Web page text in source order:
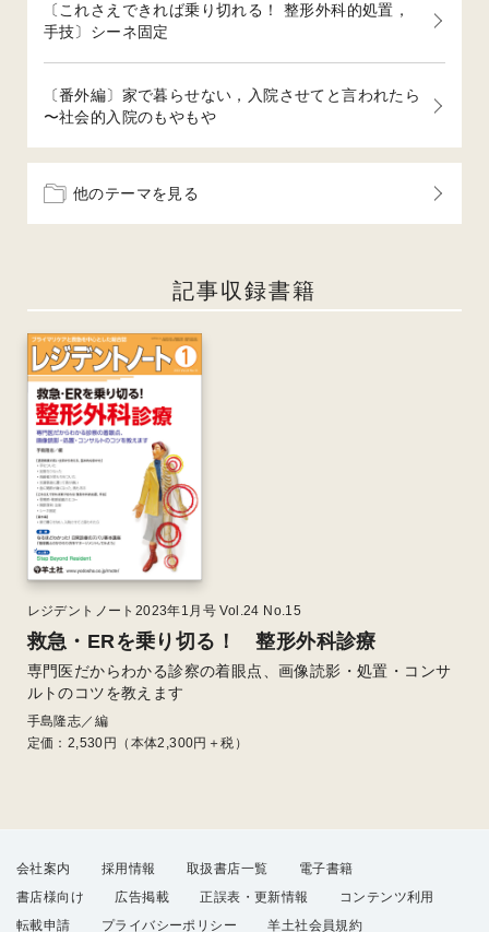
〔これさえできれば乗り切れる！ 整形外科的処置，
手技〕シーネ固定
〔番外編〕家で暮らせない，入院させてと言われたら
〜社会的入院のもやもや
他のテーマを見る
記事収録書籍
レジデントノート2023年1月号 Vol.24 No.15
救急・ERを乗り切る！ 整形外科診療
専門医だからわかる診察の着眼点、画像読影・処置・コンサ
ルトのコツを教えます
手島隆志／編
定価： 2,530円（本体2,300円＋税）
会社案内 採用情報 取扱書店一覧
電子書籍
書店様向け
広告掲載 正誤表・更新情報
コンテンツ利用
転載申請
プライバシーポリシー 羊土社会員規約